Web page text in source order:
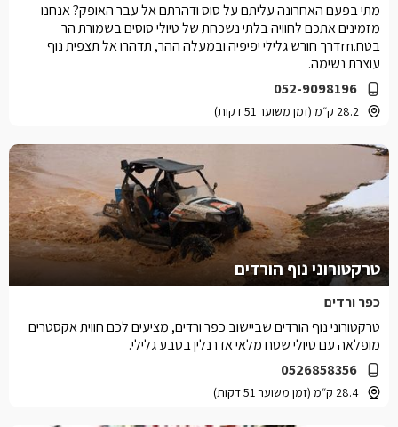
052-9098196
28.2 ק״מ (זמן משוער 51 דקות)
מתי בפעם האחרונה עליתם על סוס ודהרתם אל עבר האופק? אנחנו
מזמינים אתכם לחוויה בלתי נשכחת של טיולי סוסים בשמורת הר
בטח.rnדרך חורש גלילי יפיפיה ובמעלה ההר, תדהרו אל תצפית נוף
עוצרת נשימה.
טרקטורוני נוף הורדים
כפר ורדים
0526858356
28.4 ק״מ (זמן משוער 51 דקות)
טרקטורוני נוף הורדים שביישוב כפר ורדים, מציעים לכם חווית אקסטרים
מופלאה עם טיולי שטח מלאי אדרנלין בטבע גלילי.